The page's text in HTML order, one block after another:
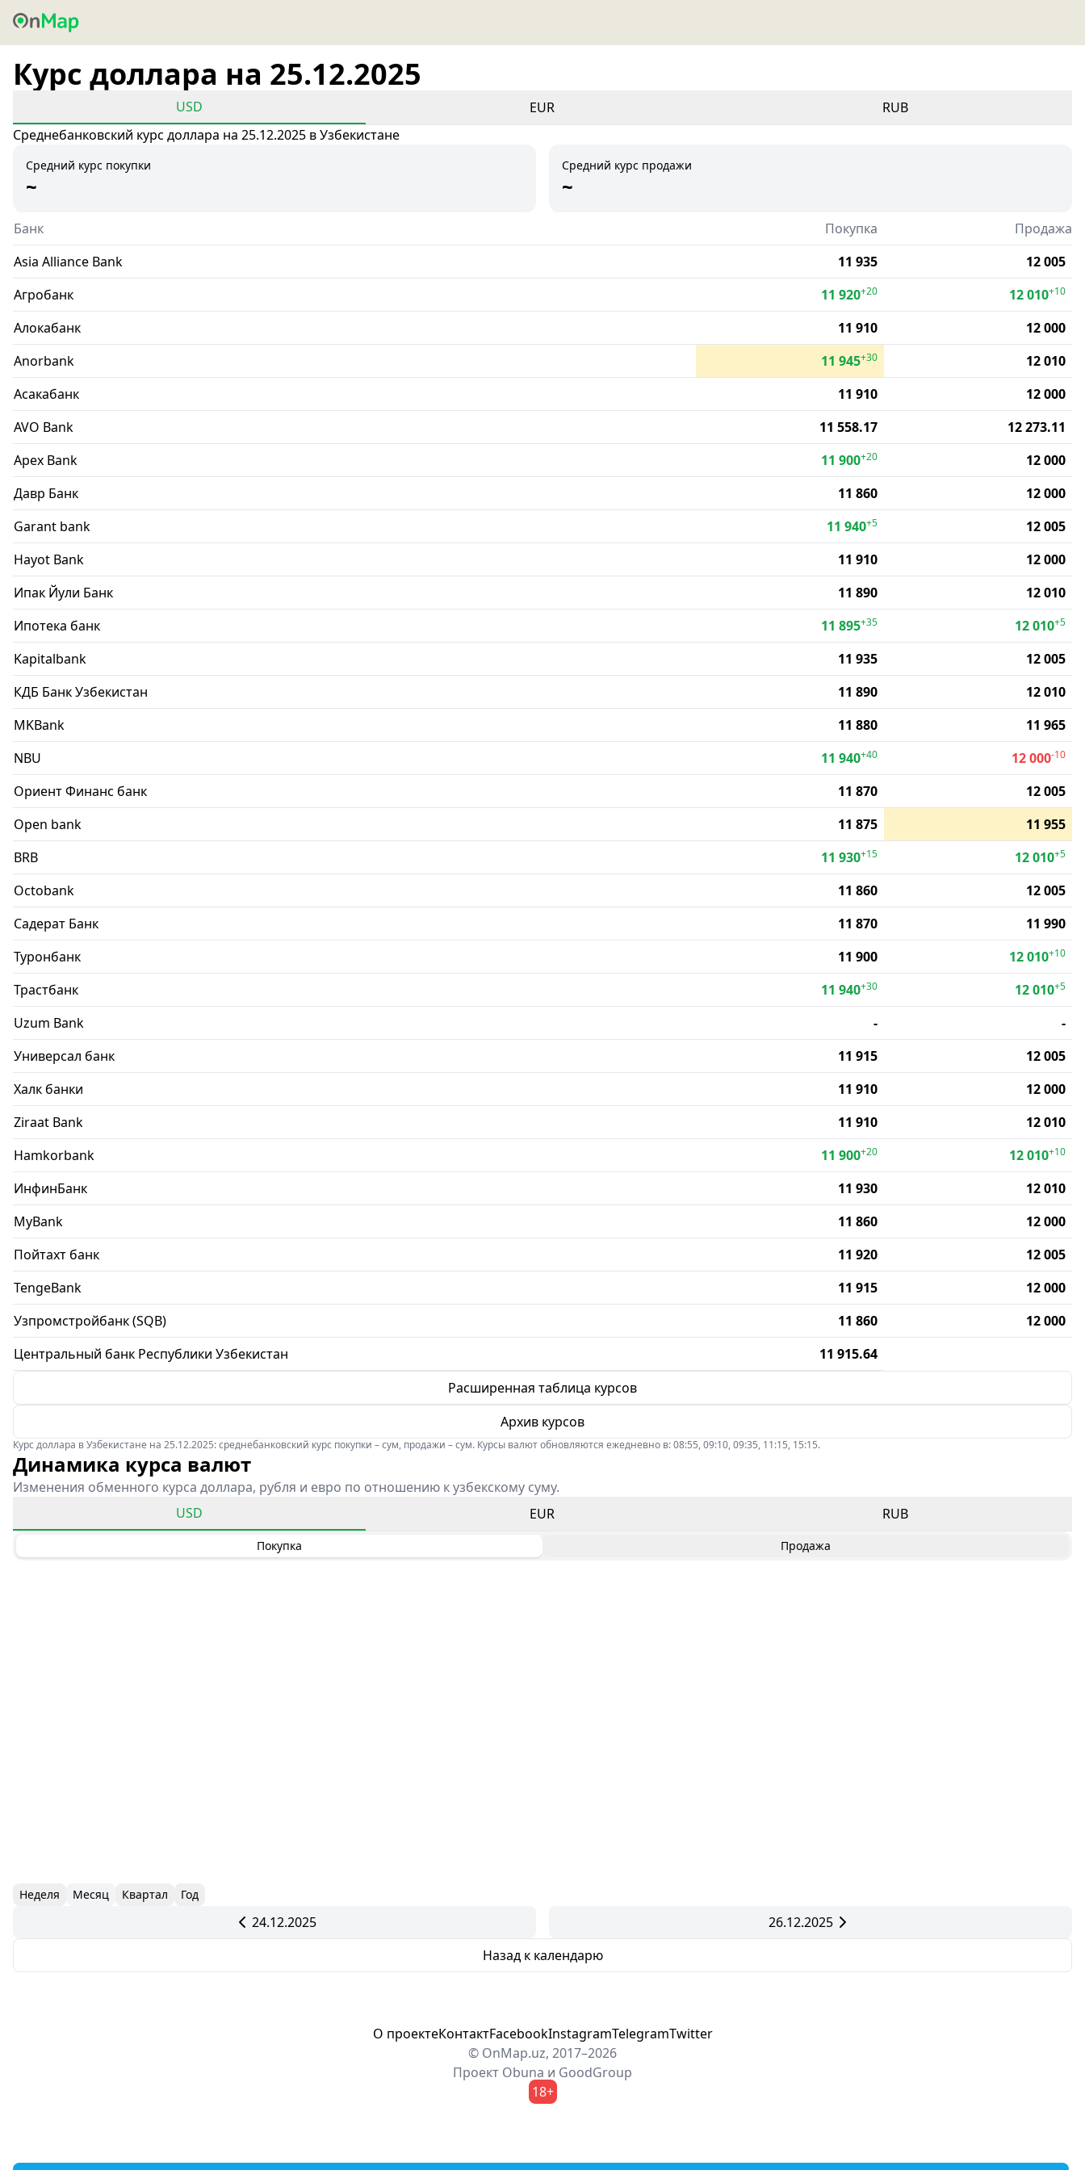
Курс доллара на 25.12.2025
USD EUR
RUB
Среднебанковский курс доллара на 25.12.2025 в Узбекистане
Средний курс покупки
~
Средний курс продажи
~
Банк Покупка
Продажа
Asia Alliance Bank
11 935
12 005
Агробанк
11 920+20 12 010+10
Алокабанк 11 910
12 000
Anorbank
11 945+30
12 010
Асакабанк
11 910
12 000
AVO Bank
11 558.17
12 273.11
Apex Bank
11 900+20
12 000
Давр Банк
11 860
12 000
Garant bank
11 940+5
12 005
Hayot Bank
11 910
12 000
Ипак Йули Банк
11 890
12 010
Ипотека банк
11 895+35 12 010+5
Kapitalbank 11 935
12 005
КДБ Банк Узбекистан
11 890
12 010
MKBank
11 880
11 965
NBU
11 940+40 12 000-10
Ориент Финанс банк 11 870
12 005
Open bank
11 875
11 955
BRB
11 930+15 12 010+5
Octobank 11 860
12 005
Садерат Банк
11 870
11 990
Туронбанк
11 900 12 010+10
Трастбанк 11 940+30 12 010+5
Uzum Bank -
-
Универсал банк
11 915
12 005
Халк банки
11 910
12 000
Ziraat Bank
11 910
12 010
Hamkorbank
11 900+20 12 010+10
ИнфинБанк 11 930
12 010
MyBank
11 860
12 000
Пойтахт банк
11 920
12 005
TengeBank
11 915
12 000
Узпромстройбанк (SQB)
11 860
12 000
Центральный банк Республики Узбекистан
11 915.64
Расширенная таблица курсов
Архив курсов
Курс доллара в Узбекистане на 25.12.2025: среднебанковский курс покупки – сум, продажи – сум. Курсы валют обновляются ежедневно в: 08:55, 09:10, 09:35, 11:15, 15:15.
Динамика курса валют
Изменения обменного курса доллара, рубля и евро по отношению к узбекскому суму.
USD
EUR RUB
Покупка Продажа
Неделя Месяц Квартал Год
24.12.2025
26.12.2025
Назад к календарю
О проектеКонтактFacebookInstagramTelegramTwitter
© OnMap.uz, 2017–2026
Проект Obuna и GoodGroup
18+